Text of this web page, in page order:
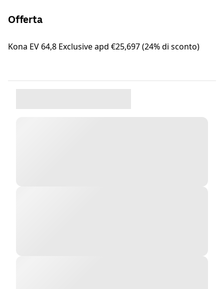
Offerta
Kona EV 64,8 Exclusive apd €25,697 (24% di sconto)